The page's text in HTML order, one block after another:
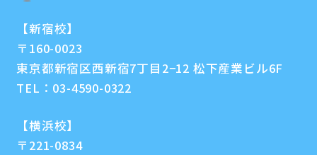
【新宿校】
〒160-0023
東京都新宿区西新宿7丁目2−12 松下産業ビル6F
TEL： 03-4590-0322
【横浜校】
〒221-0834